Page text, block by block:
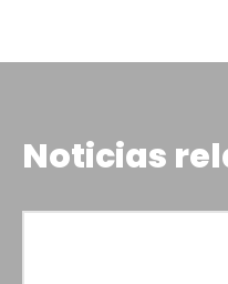
Noticias